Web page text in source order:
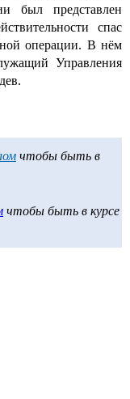
был представлен
спас
операции. В нём
Управления
чтобы быть в
чтобы быть в курсе